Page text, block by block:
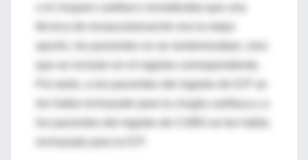
que se incluían en el registro correspondiente.
Por tanto, a los pacientes del registro de ICP se
les había rechazado para la cirugía cardíaca y a
los pacientes del registro de CABG se les había